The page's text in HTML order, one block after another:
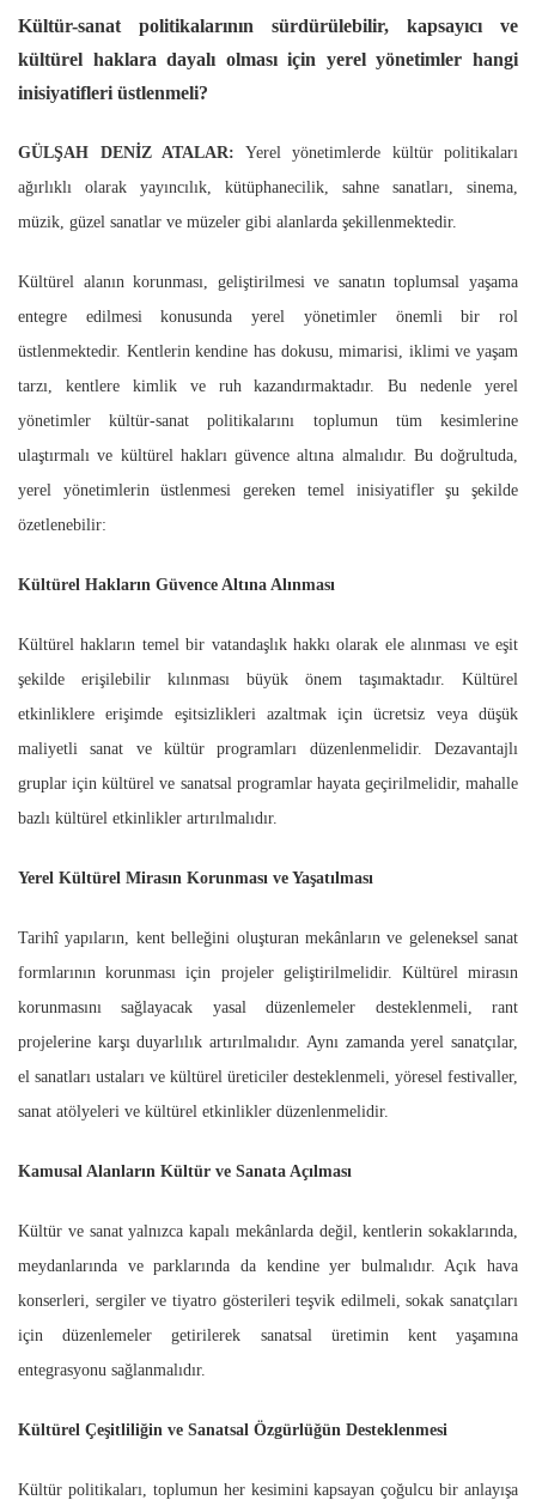
Kültür-sanat politikalarının sürdürülebilir, kapsayıcı ve
kültürel haklara dayalı olması için yerel yönetimler hangi
inisiyatifleri üstlenmeli?
GÜLŞAH DENİZ ATALAR: Yerel yönetimlerde kültür politikaları
ağırlıklı olarak yayıncılık, kütüphanecilik, sahne sanatları, sinema,
müzik, güzel sanatlar ve müzeler gibi alanlarda şekillenmektedir.
Kültürel alanın korunması, geliştirilmesi ve sanatın toplumsal yaşama
entegre edilmesi konusunda yerel yönetimler önemli bir rol
üstlenmektedir. Kentlerin kendine has dokusu, mimarisi, iklimi ve yaşam
tarzı, kentlere kimlik ve ruh kazandırmaktadır. Bu nedenle yerel
yönetimler kültür-sanat politikalarını toplumun tüm kesimlerine
ulaştırmalı ve kültürel hakları güvence altına almalıdır. Bu doğrultuda,
yerel yönetimlerin üstlenmesi gereken temel inisiyatifler şu şekilde
özetlenebilir:
Kültürel Hakların Güvence Altına Alınması
Kültürel hakların temel bir vatandaşlık hakkı olarak ele alınması ve eşit
şekilde erişilebilir kılınması büyük önem taşımaktadır. Kültürel
etkinliklere erişimde eşitsizlikleri azaltmak için ücretsiz veya düşük
maliyetli sanat ve kültür programları düzenlenmelidir. Dezavantajlı
gruplar için kültürel ve sanatsal programlar hayata geçirilmelidir, mahalle
bazlı kültürel etkinlikler artırılmalıdır.
Yerel Kültürel Mirasın Korunması ve Yaşatılması
Tarihî yapıların, kent belleğini oluşturan mekânların ve geleneksel sanat
formlarının korunması için projeler geliştirilmelidir. Kültürel mirasın
korunmasını sağlayacak yasal düzenlemeler desteklenmeli, rant
projelerine karşı duyarlılık artırılmalıdır. Aynı zamanda yerel sanatçılar,
el sanatları ustaları ve kültürel üreticiler desteklenmeli, yöresel festivaller,
sanat atölyeleri ve kültürel etkinlikler düzenlenmelidir.
Kamusal Alanların Kültür ve Sanata Açılması
Kültür ve sanat yalnızca kapalı mekânlarda değil, kentlerin sokaklarında,
meydanlarında ve parklarında da kendine yer bulmalıdır. Açık hava
konserleri, sergiler ve tiyatro gösterileri teşvik edilmeli, sokak sanatçıları
için düzenlemeler getirilerek sanatsal üretimin kent yaşamına
entegrasyonu sağlanmalıdır.
Kültürel Çeşitliliğin ve Sanatsal Özgürlüğün Desteklenmesi
Kültür politikaları, toplumun her kesimini kapsayan çoğulcu bir anlayışa